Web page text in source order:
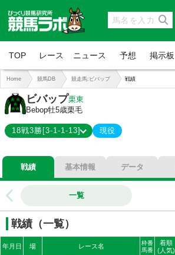
TOP レース ニュース 予想 掲示板
Home 競馬DB 競走馬:ビバップ 戦績
ビバップ栗東
Bebop牡5歳栗毛
18戦3勝[3-1-1-13]
現役
総合成績
複勝
戦績 基本情報 データ
一覧
戦績（一覧）
年月日 場 レース名
枠番
馬番
着順
(人気)